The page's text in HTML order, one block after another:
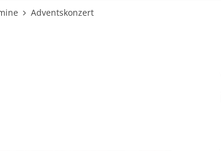
Adventskonzert